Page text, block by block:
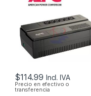
$114.99 Incl. IVA
Precio en efectivo o
transferencia